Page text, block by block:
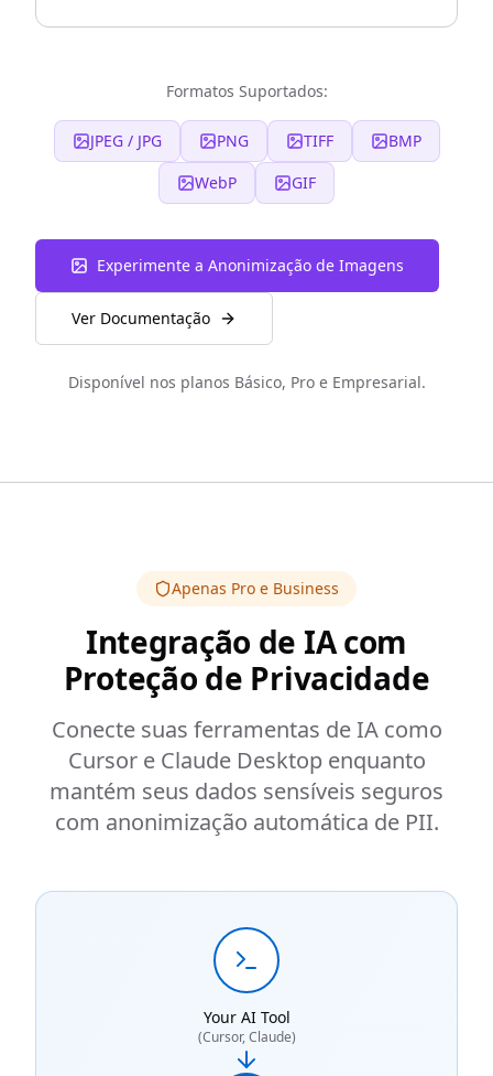
Formatos Suportados:
JPEG / JPG PNG TIFF
BMP
WebP
GIF
Experimente a Anonimização de Imagens
Ver Documentação
Disponível nos planos Básico, Pro e Empresarial.
Apenas Pro e Business
Integração de IA com
Proteção de Privacidade
Conecte suas ferramentas de IA como
Cursor e Claude Desktop enquanto
mantém seus dados sensíveis seguros
com anonimização automática de PII.
Your AI Tool
(Cursor, Claude)